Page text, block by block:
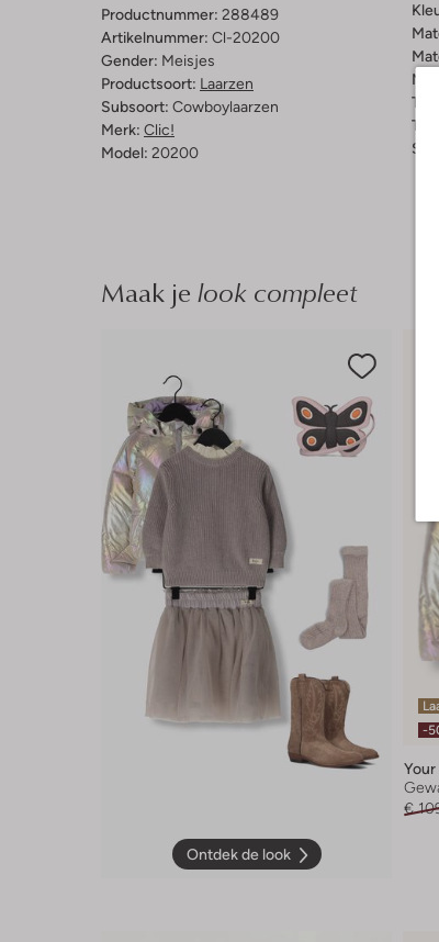
Productnummer: 288489
Artikelnummer: Cl-20200
Gender: Meisjes
Productsoort: Laarzen
Subsoort: Cowboylaarzen
Merk: Clic!
Model: 20200
Maak je look compleet
Ontdek de look
-
€